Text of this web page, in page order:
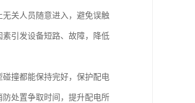
关人员随意进入，避免误触
引发设备短路、故障，降低
撞都能保持完好，保护配电
处置争取时间，提升配电所